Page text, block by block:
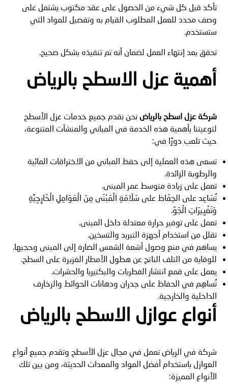
تأكد قبل كل شيء من الحصول على عقد مكتوب يشتمل على
وصف محدد للعمل المطلوب القيام به وتفصيل للمواد التي
ستستخدم.
تحقق بعد إنتهاء العمل لضمان أنه تم تنفيذه بشكل صحيح.
أهمية عزل الاسطح بالرياض
شركة عزل اسطح بالرياض نحن نقدم جميع خدمات عزل الأسطح
لتوعيتنا بأهمية هذه الخدمة في المباني والمنشآت المتنوعة،
حيث تلعب دورًا في:
تسعى هذه العملية إلى حفظ المباني من الاختراقات المائية
والرطوبة الزائدة.
تعمل على زيادة متوسط عمر المبنى.
تُسَاعِد على الحِفَاظ على سَلَامَةِ الْمَبْنَى مِنَ الْعَوَامِلِ الْخَارِجِيَّةِ
وَتَغْيِيرَاتِ الْجَوِّ.
تعمل على توفير حرارة معتدلة داخل المبنى.
تقلل من استخدام أجهزة التبريد والتسخين.
يساهم في منع وصول أشعة الشمس الضارة إلى المبنى وحجبها.
للوقاية من التلف الناتج عن هطول الأمطار الغزيرة على السطح.
يعمل على قمع انتشار الفطريات والبكتيريا والحشرات.
تُساهِم في الحفاظ على جدران ودهانات الحوائط والزخارف
الداخلية والخارجية.
أنواع عوازل الاسطح بالرياض
شركة في الرياض تعمل في مجال عزل الأسطح وتقدم جميع أنواع
العوازل باستخدام أفضل المواد والمعدات الحديثة، ومن بين تلك
الأنواع المميزة: